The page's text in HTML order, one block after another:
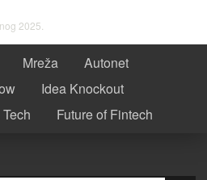
2025.
Mreža
Autonet
Idea Knockout
Future of Fintech